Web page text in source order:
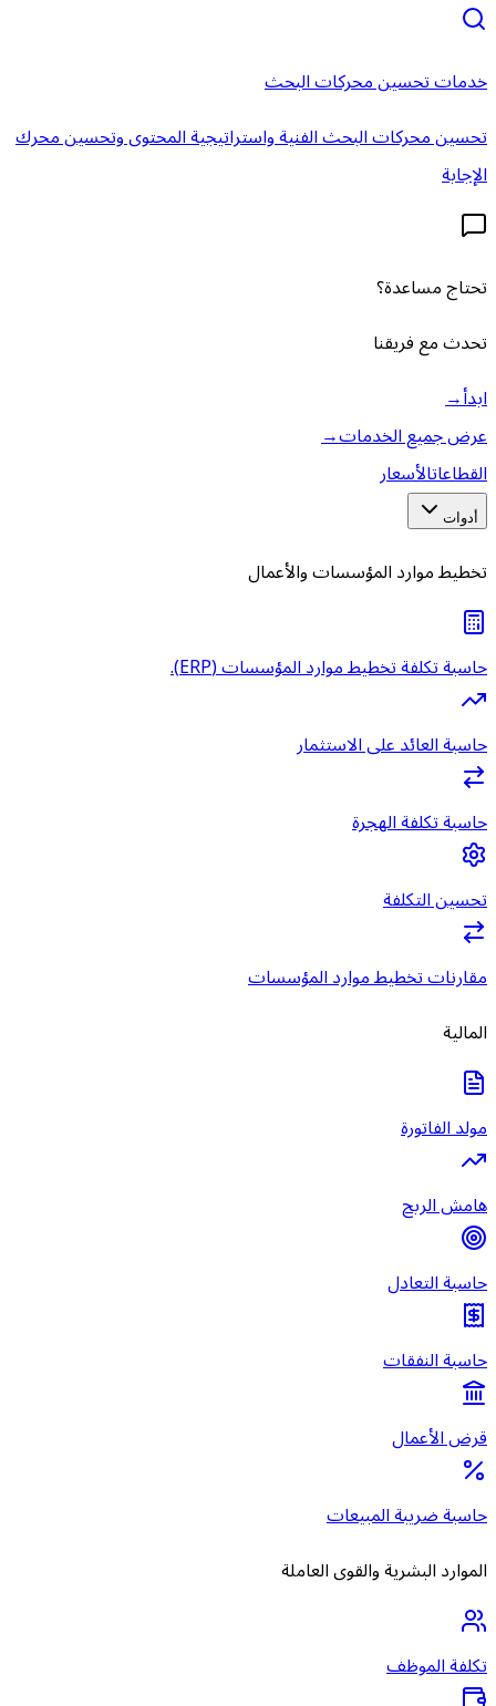
خدمات تحسين محركات البحث
تحسين محركات البحث الفنية واستراتيجية المحتوى وتحسين محرك
الإجابة
تحتاج مساعدة؟
تحدث مع فريقنا
ابدأ→
عرض جميع الخدمات→
القطاعاتالأسعار
أدوات
تخطيط موارد المؤسسات والأعمال
حاسبة تكلفة تخطيط موارد المؤسسات (ERP).
حاسبة العائد على الاستثمار
حاسبة تكلفة الهجرة
تحسين التكلفة
مقارنات تخطيط موارد المؤسسات
المالية
مولد الفاتورة
هامش الربح
حاسبة التعادل
حاسبة النفقات
قرض الأعمال
حاسبة ضريبة المبيعات
الموارد البشرية والقوى العاملة
تكلفة الموظف